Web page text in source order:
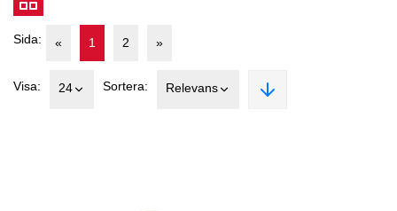
Sida: « 1 2 »
Visa: 24 Sortera: Relevans